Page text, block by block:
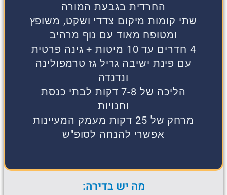
החרדית בגבעת המורה
שתי קומות מיקום צדדי ושקט, משופץ
ומטופח מאוד עם נוף מרהיב
4 חדרים עד 10 מיטות + גינה פרטית
עם פינת ישיבה גריל גז טרמפולינה
ונדנדה
הליכה של 7-8 דקות לבתי כנסת
וחנויות
מרחק של 25 דקות מעמק המעיינות
אפשרי להנחה לסופ"ש
מה יש בדירה: